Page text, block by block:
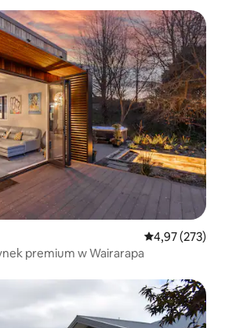
kategorii Wybór gości
Średnia
4,97 (273)
premium w Wairarapa
Wybór gości